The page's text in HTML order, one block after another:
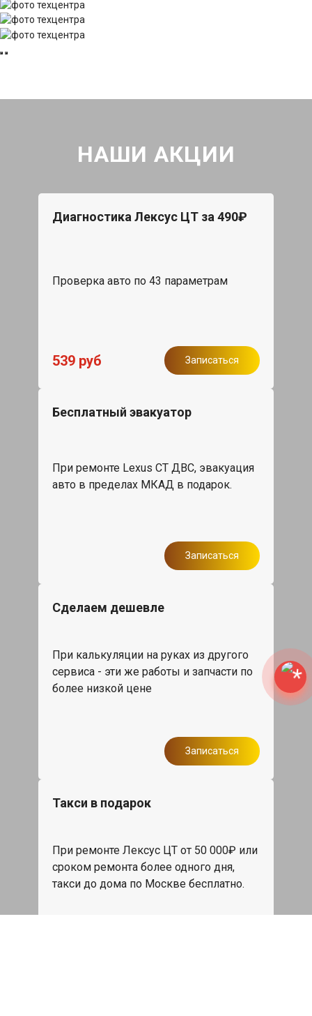
НАШИ АКЦИИ
Диагностика Лексус ЦТ за 490₽
Проверка авто по 43 параметрам
539 руб Записаться
Бесплатный эвакуатор
При ремонте Lexus CT ДВС, эвакуация
авто в пределах МКАД в подарок.
Записаться
Сделаем дешевле
При калькуляции на руках из другого
сервиса - эти же работы и запчасти по
более низкой цене
Записаться
Такси в подарок
При ремонте Лексус ЦТ от 50 000₽ или
сроком ремонта более одного дня,
такси до дома по Москве бесплатно.